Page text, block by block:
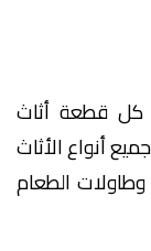
كل قطعة أثاث
أنواع الأثاث
الطعام